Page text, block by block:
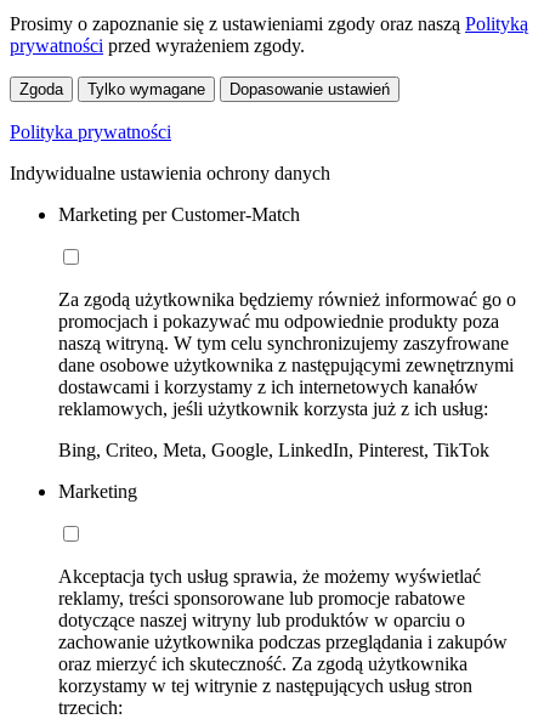
Prosimy o zapoznanie się z ustawieniami zgody oraz naszą Polityką
prywatności przed wyrażeniem zgody.
Zgoda Tylko wymagane Dopasowanie ustawień
Polityka prywatności
Indywidualne ustawienia ochrony danych
Marketing per Customer-Match
Za zgodą użytkownika będziemy również informować go o
promocjach i pokazywać mu odpowiednie produkty poza
naszą witryną. W tym celu synchronizujemy zaszyfrowane
dane osobowe użytkownika z następującymi zewnętrznymi
dostawcami i korzystamy z ich internetowych kanałów
reklamowych, jeśli użytkownik korzysta już z ich usług:
Bing, Criteo, Meta, Google, LinkedIn, Pinterest, TikTok
Marketing
Akceptacja tych usług sprawia, że możemy wyświetlać
reklamy, treści sponsorowane lub promocje rabatowe
dotyczące naszej witryny lub produktów w oparciu o
zachowanie użytkownika podczas przeglądania i zakupów
oraz mierzyć ich skuteczność. Za zgodą użytkownika
korzystamy w tej witrynie z następujących usług stron
trzecich: